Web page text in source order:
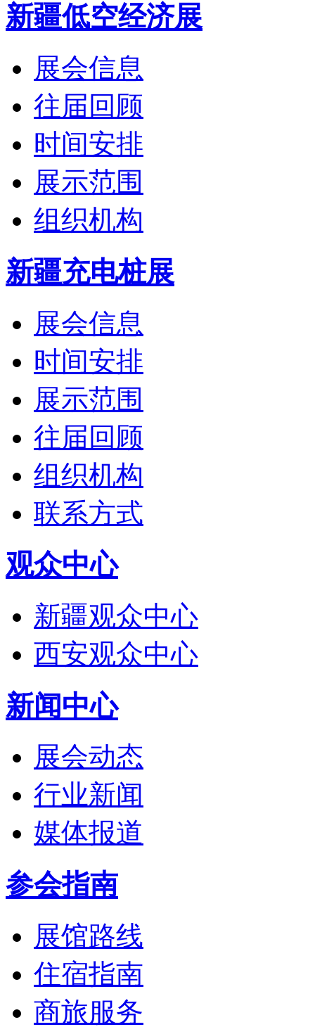
新疆低空经济展
展会信息
往届回顾
时间安排
展示范围
组织机构
新疆充电桩展
展会信息
时间安排
展示范围
往届回顾
组织机构
联系方式
观众中心
新疆观众中心
西安观众中心
新闻中心
展会动态
行业新闻
媒体报道
参会指南
展馆路线
住宿指南
商旅服务